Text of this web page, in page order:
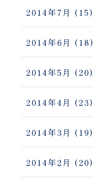
2014年7月 (15)
2014年6月 (18)
2014年5月 (20)
2014年4月 (23)
2014年3月 (19)
2014年2月 (20)